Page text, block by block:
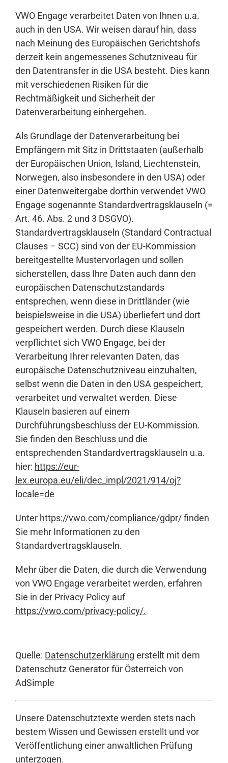
VWO Engage verarbeitet Daten von Ihnen u.a.
auch in den USA. Wir weisen darauf hin, dass
nach Meinung des Europäischen Gerichtshofs
derzeit kein angemessenes Schutzniveau für
den Datentransfer in die USA besteht. Dies kann
mit verschiedenen Risiken für die
Rechtmäßigkeit und Sicherheit der
Datenverarbeitung einhergehen.
Als Grundlage der Datenverarbeitung bei
Empfängern mit Sitz in Drittstaaten (außerhalb
der Europäischen Union, Island, Liechtenstein,
Norwegen, also insbesondere in den USA) oder
einer Datenweitergabe dorthin verwendet VWO
Engage sogenannte Standardvertragsklauseln (=
Art. 46. Abs. 2 und 3 DSGVO).
Standardvertragsklauseln (Standard Contractual
Clauses – SCC) sind von der EU-Kommission
bereitgestellte Mustervorlagen und sollen
sicherstellen, dass Ihre Daten auch dann den
europäischen Datenschutzstandards
entsprechen, wenn diese in Drittländer (wie
beispielsweise in die USA) überliefert und dort
gespeichert werden. Durch diese Klauseln
verpflichtet sich VWO Engage, bei der
Verarbeitung Ihrer relevanten Daten, das
europäische Datenschutzniveau einzuhalten,
selbst wenn die Daten in den USA gespeichert,
verarbeitet und verwaltet werden. Diese
Klauseln basieren auf einem
Durchführungsbeschluss der EU-Kommission.
Sie finden den Beschluss und die
entsprechenden Standardvertragsklauseln u.a.
hier: https://eur-
lex.europa.eu/eli/dec_impl/2021/914/oj?
locale=de
Unter https://vwo.com/compliance/gdpr/finden
Sie mehr Informationen zu den
Standardvertragsklauseln.
Mehr über die Daten, die durch die Verwendung
von VWO Engage verarbeitet werden, erfahren
Sie in der Privacy Policy auf
https://vwo.com/privacy-policy/.
Quelle: Datenschutzerklärung erstellt mit dem
Datenschutz Generator für Österreich von
AdSimple
Unsere Datenschutztexte werden stets nach
bestem Wissen und Gewissen erstellt und vor
Veröffentlichung einer anwaltlichen Prüfung
unterzogen.